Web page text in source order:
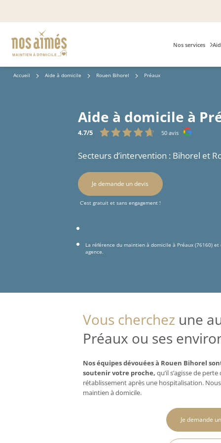
Nos services
Accueil Aide à domicile Rouen Bihorel Préaux
Aide à domicile à
4.7/5 50 avis
Secteurs d’intervention : Bihorel et
Je demande un devis
C’est gratuit et sans engagement !
La référence du maintien à domicile à Préaux (76160)
agence.
Vous cherchez une
Préaux ou ses
Nos équipes dévouées à Rouen Bihorel
soutenir votre proche, qu’il s’agisse de
rétablissement après une hospitalisation.
maintien à domicile.
Je demande